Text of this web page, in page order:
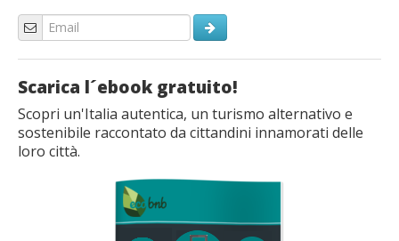
Scarica l´ebook gratuito!
Scopri un'Italia autentica, un turismo alternativo e
sostenibile raccontato da cittandini innamorati delle
loro città.